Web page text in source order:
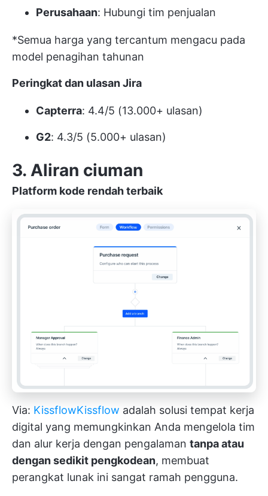
Perusahaan: Hubungi tim penjualan
*Semua harga yang tercantum mengacu pada
model penagihan tahunan
Peringkat dan ulasan Jira
Capterra: 4.4/5 (13.000+ ulasan)
G2: 4.3/5 (5.000+ ulasan)
3. Aliran ciuman
Platform kode rendah terbaik
Via: KissflowKissflow adalah solusi tempat kerja
digital yang memungkinkan Anda mengelola tim
dan alur kerja dengan pengalaman tanpa atau
dengan sedikit pengkodean, membuat
perangkat lunak ini sangat ramah pengguna.